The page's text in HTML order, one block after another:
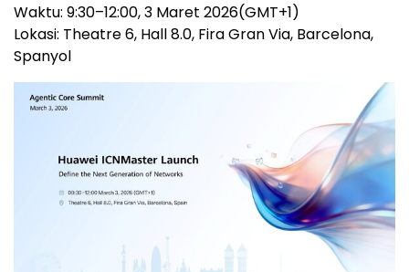
Waktu: 9:30–12:00, 3 Maret 2026(GMT+1)
Lokasi: Theatre 6, Hall 8.0, Fira Gran Via, Barcelona,
Spanyol